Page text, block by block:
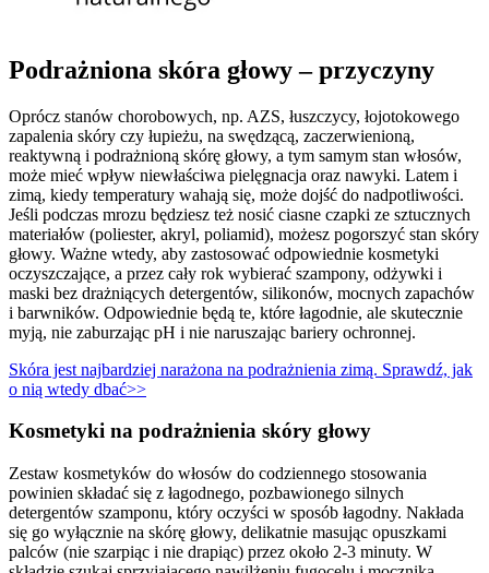
Podrażniona skóra głowy – przyczyny
Oprócz stanów chorobowych, np. AZS, łuszczycy, łojotokowego
zapalenia skóry czy łupieżu, na swędzącą, zaczerwienioną,
reaktywną i podrażnioną skórę głowy, a tym samym stan włosów,
może mieć wpływ niewłaściwa pielęgnacja oraz nawyki. Latem i
zimą, kiedy temperatury wahają się, może dojść do nadpotliwości.
Jeśli podczas mrozu będziesz też nosić ciasne czapki ze sztucznych
materiałów (poliester, akryl, poliamid), możesz pogorszyć stan skóry
głowy. Ważne wtedy, aby zastosować odpowiednie kosmetyki
oczyszczające, a przez cały rok wybierać szampony, odżywki i
maski bez drażniących detergentów, silikonów, mocnych zapachów
i barwników. Odpowiednie będą te, które łagodnie, ale skutecznie
myją, nie zaburzając pH i nie naruszając bariery ochronnej.
Skóra jest najbardziej narażona na podrażnienia zimą. Sprawdź, jak
o nią wtedy dbać>>
Kosmetyki na podrażnienia skóry głowy
Zestaw kosmetyków do włosów do codziennego stosowania
powinien składać się z łagodnego, pozbawionego silnych
detergentów szamponu, który oczyści w sposób łagodny. Nakłada
się go wyłącznie na skórę głowy, delikatnie masując opuszkami
palców (nie szarpiąc i nie drapiąc) przez około 2-3 minuty. W